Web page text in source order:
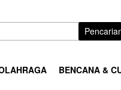
BENCANA &